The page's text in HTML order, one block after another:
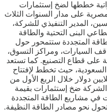
خططها لضخ إستثمارات
المصرية على مدار السنوات الثلاث
المدير التنفيذي للشركة،
البنى التحتية والطاقة
المتجددة ستتمحور حول
السيارات، ومراكز التسوق،
على قطاع التصنيع. كما تستعد
حيث تخطط لإفتتاح
للتغليف بإستثمارات تبلغ 5 ملايين دولار خلال الربع الأول من
الشركة ضخ إستثمارات بقيمة
في مشاريع الطاقة المتجددة
نحو مصادر الطاقة النظيفة.